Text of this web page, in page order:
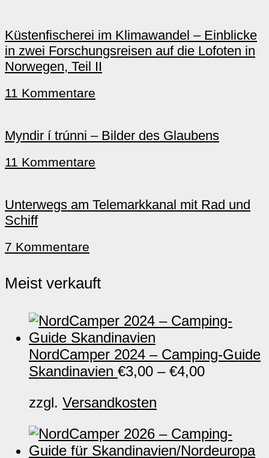
Küstenfischerei im Klimawandel – Einblicke
in zwei Forschungsreisen auf die Lofoten in
Norwegen, Teil II
11 Kommentare
Myndir í trúnni – Bilder des Glaubens
11 Kommentare
Unterwegs am Telemarkkanal mit Rad und
Schiff
7 Kommentare
Meist verkauft
NordCamper 2024 – Camping-Guide
Skandinavien €3,00 – €4,00
zzgl. Versandkosten